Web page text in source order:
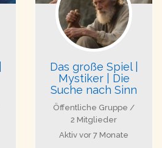
Das große Spiel |
Mystiker | Die
Suche nach Sinn
Öffentliche Gruppe /
2 Mitglieder
Aktiv vor 7 Monate